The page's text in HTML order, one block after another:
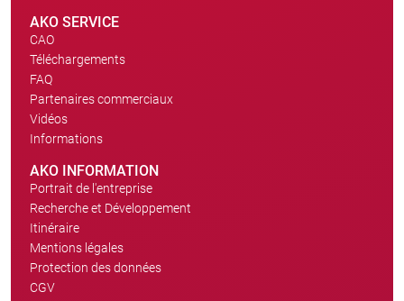
AKO SERVICE
CAO
Téléchargements
FAQ
Partenaires commerciaux
Vidéos
Informations
AKO INFORMATION
Portrait de l'entreprise
Recherche et Développement
Itinéraire
Mentions légales
Protection des données
CGV